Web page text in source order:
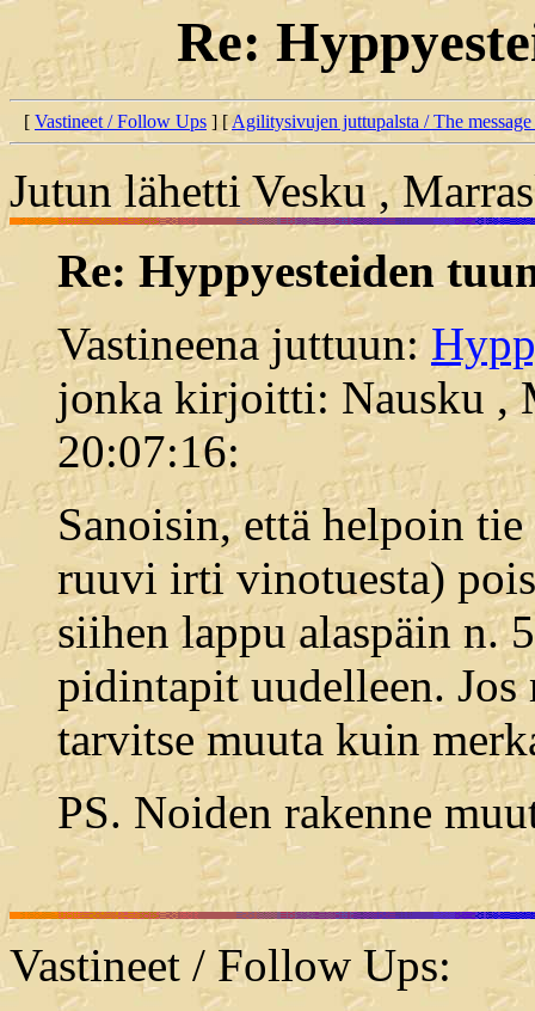
Re:
[ Vastineet / Follow Ups ] [Agilitysivujen juttupalsta / The
Jutun lähetti Vesku ,
Re: Hyppyesteiden
Vastineena juttuun:
jonka kirjoitti: Nausku ,
20:07:16:
Sanoisin, että helpoin
ruuvi irti vinotuesta)
siihen lappu alaspäin n.
pidintapit uudelleen.
tarvitse muuta kuin
PS. Noiden rakenne
Vastineet / Follow Ups: